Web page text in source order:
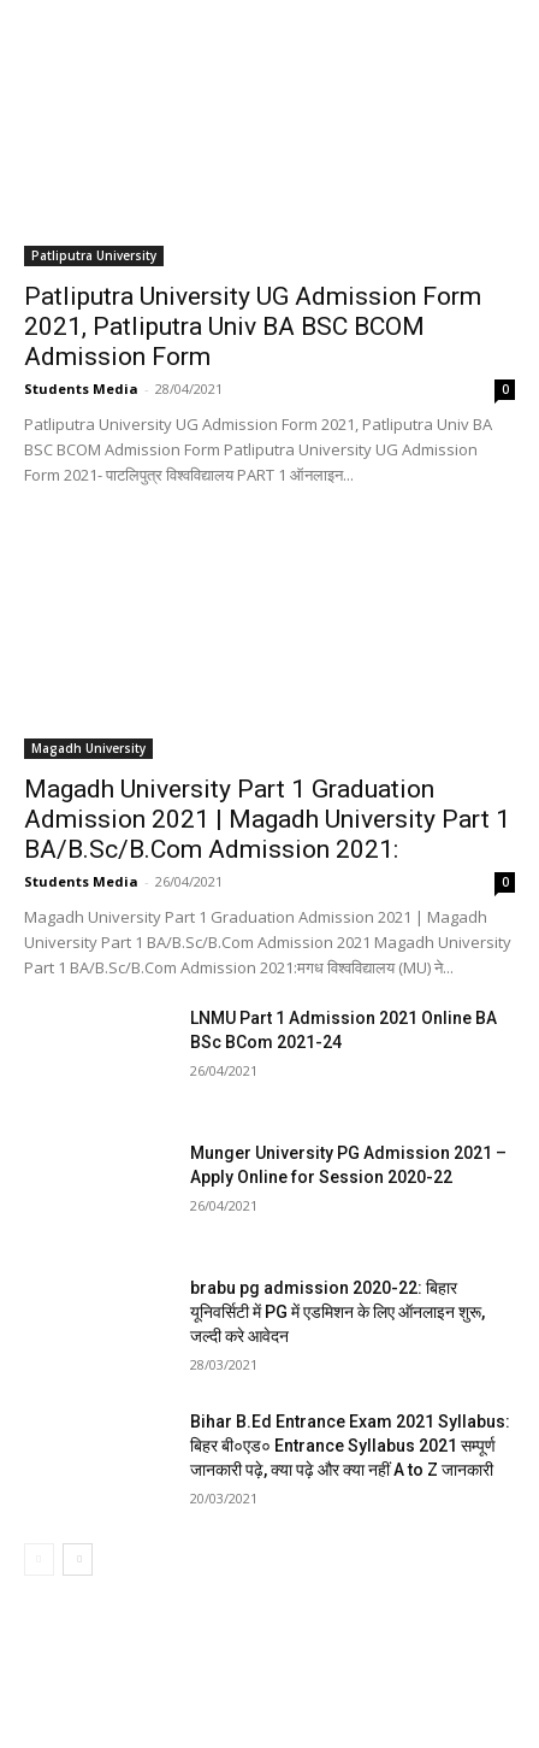
Patliputra University
Patliputra University UG Admission Form
2021, Patliputra Univ BA BSC BCOM
Admission Form
Students Media - 28/04/2021 0
Patliputra University UG Admission Form 2021, Patliputra Univ BA
BSC BCOM Admission Form Patliputra University UG Admission
Form 2021- पाटलिपुत्र विश्वविद्यालय PART 1 ऑनलाइन...
Magadh University
Magadh University Part 1 Graduation
Admission 2021 | Magadh University Part 1
BA/B.Sc/B.Com Admission 2021:
Students Media - 26/04/2021 0
Magadh University Part 1 Graduation Admission 2021 | Magadh
University Part 1 BA/B.Sc/B.Com Admission 2021 Magadh University
Part 1 BA/B.Sc/B.Com Admission 2021:मगध विश्वविद्यालय (MU) ने...
LNMU Part 1 Admission 2021 Online BA
BSc BCom 2021-24
26/04/2021
Munger University PG Admission 2021 –
Apply Online for Session 2020-22
26/04/2021
brabu pg admission 2020-22: बिहार
यूनिवर्सिटी में PG में एडमिशन के लिए ऑनलाइन शुरू,
जल्दी करे आवेदन
28/03/2021
Bihar B.Ed Entrance Exam 2021 Syllabus:
बिहर बी०एड० Entrance Syllabus 2021 सम्पूर्ण
जानकारी पढ़े, क्या पढ़े और क्या नहीं A to Z जानकारी
20/03/2021